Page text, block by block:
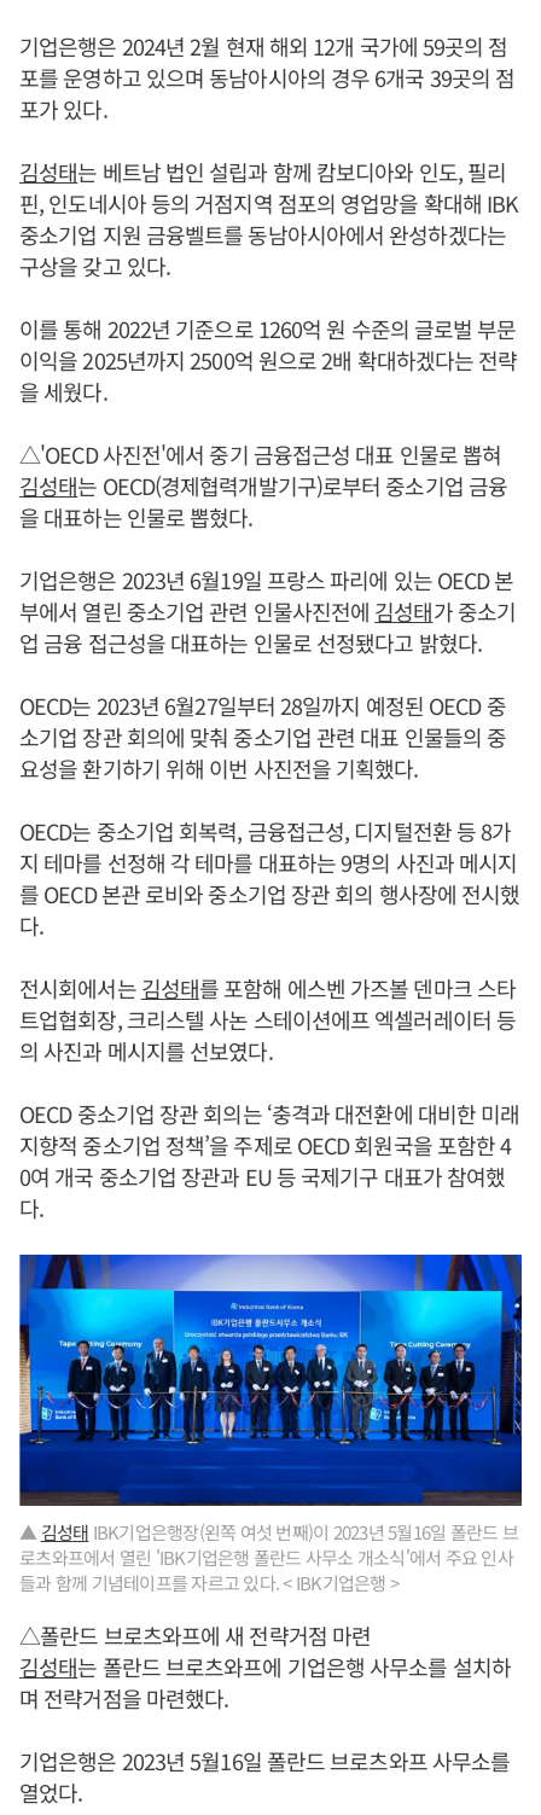
기업은행은 2024년 2월 현재 해외 12개 국가에 59곳의 점
포를 운영하고 있으며 동남아시아의 경우 6개국 39곳의 점
포가 있다.
김성태는 베트남 법인 설립과 함께 캄보디아와 인도, 필리
핀, 인도네시아 등의 거점지역 점포의 영업망을 확대해 IBK
중소기업 지원 금융벨트를 동남아시아에서 완성하겠다는
구상을 갖고 있다.
이를 통해 2022년 기준으로 1260억 원 수준의 글로벌 부문
이익을 2025년까지 2500억 원으로 2배 확대하겠다는 전략
을 세웠다.
△'OECD 사진전'에서 중기 금융접근성 대표 인물로 뽑혀
김성태는 OECD(경제협력개발기구)로부터 중소기업 금융
을 대표하는 인물로 뽑혔다.
기업은행은 2023년 6월19일 프랑스 파리에 있는 OECD 본
부에서 열린 중소기업 관련 인물사진전에 김성태가 중소기
업 금융 접근성을 대표하는 인물로 선정됐다고 밝혔다.
OECD는 2023년 6월27일부터 28일까지 예정된 OECD 중
소기업 장관 회의에 맞춰 중소기업 관련 대표 인물들의 중
요성을 환기하기 위해 이번 사진전을 기획했다.
OECD는 중소기업 회복력, 금융접근성, 디지털전환 등 8가
지 테마를 선정해 각 테마를 대표하는 9명의 사진과 메시지
를 OECD 본관 로비와 중소기업 장관 회의 행사장에 전시했
다.
전시회에서는김성태를 포함해 에스벤 가즈볼 덴마크 스타
트업협회장, 크리스텔 사논 스테이션에프 엑셀러레이터 등
의 사진과 메시지를 선보였다.
OECD 중소기업 장관 회의는 ‘충격과 대전환에 대비한 미래
지향적 중소기업 정책’을 주제로 OECD 회원국을 포함한 4
0여 개국 중소기업 장관과 EU 등 국제기구 대표가 참여했
다.
▲ 김성태 IBK기업은행장(왼쪽 여섯 번째)이 2023년 5월16일 폴란드 브
로츠와프에서 열린 'IBK기업은행 폴란드 사무소 개소식'에서 주요 인사
들과 함께 기념테이프를 자르고 있다. < IBK기업은행 >
△폴란드 브로츠와프에 새 전략거점 마련
김성태는 폴란드 브로츠와프에 기업은행 사무소를 설치하
며 전략거점을 마련했다.
기업은행은 2023년 5월16일 폴란드 브로츠와프 사무소를
열었다.